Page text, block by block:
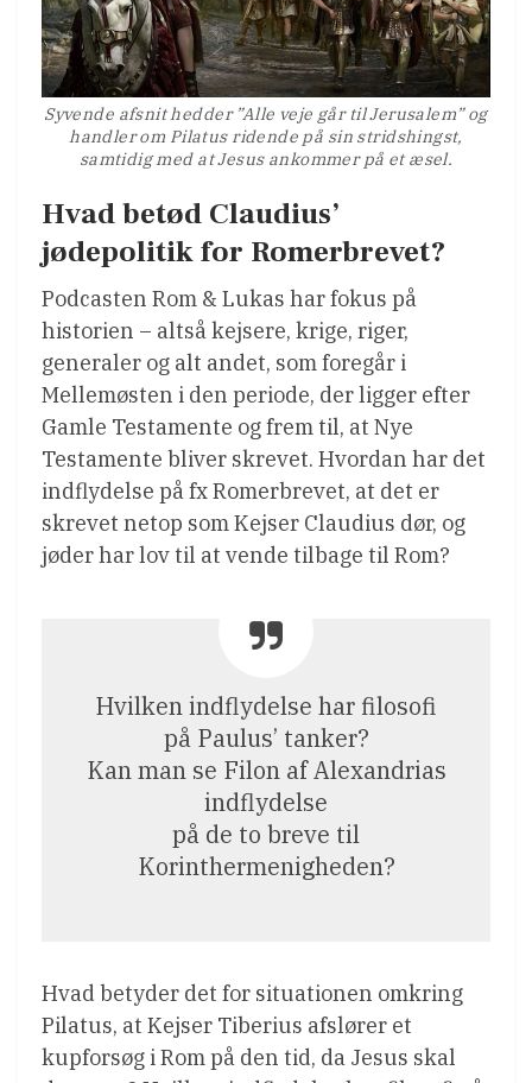
Syvende afsnit hedder ”Alle veje går til Jerusalem” og
handler om Pilatus ridende på sin stridshingst,
samtidig med at Jesus ankommer på et æsel.
Hvad betød Claudius’
jødepolitik for Romerbrevet?
Podcasten Rom & Lukas har fokus på
historien – altså kejsere, krige, riger,
generaler og alt andet, som foregår i
Mellemøsten i den periode, der ligger efter
Gamle Testamente og frem til, at Nye
Testamente bliver skrevet. Hvordan har det
indflydelse på fx Romerbrevet, at det er
skrevet netop som Kejser Claudius dør, og
jøder har lov til at vende tilbage til Rom?
Hvilken indflydelse har filosofi
på Paulus’ tanker?
Kan man se Filon af Alexandrias
indflydelse
på de to breve til
Korinthermenigheden?
Hvad betyder det for situationen omkring
Pilatus, at Kejser Tiberius afslører et
kupforsøg i Rom på den tid, da Jesus skal